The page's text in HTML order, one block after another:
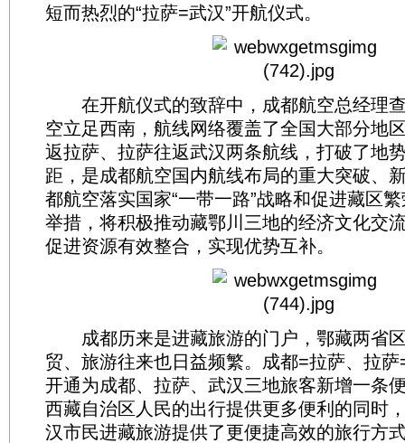
短而热烈的“拉萨=武汉”开航仪式。
在开航仪式的致辞中，成都航空总经理
空立足西南，航线网络覆盖了全国大部分地
返拉萨、拉萨往返武汉两条航线，打破了地
距，是成都航空国内航线布局的重大突破、
都航空落实国家“一带一路”战略和促进藏区
举措，将积极推动藏鄂川三地的经济文化交
促进资源有效整合，实现优势互补。
成都历来是进藏旅游的门户，鄂藏两省
贸、旅游往来也日益频繁。成都=拉萨、拉
开通为成都、拉萨、武汉三地旅客新增一条
西藏自治区人民的出行提供更多便利的同时
汉市民进藏旅游提供了更便捷高效的旅行方